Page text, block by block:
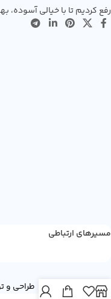
رفع کردیم تا با خیالی آسوده،
مسیرهای ارتباطی
طراحی و